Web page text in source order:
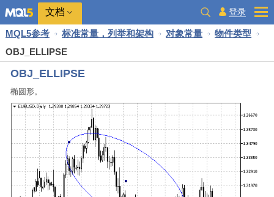
文档 登录
MQL5参考 标准常量，列举和架构 对象常量
物件类型
OBJ_ELLIPSE
OBJ_ELLIPSE
椭圆形。